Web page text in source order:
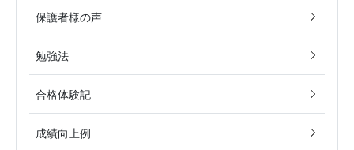
保護者様の声
勉強法
合格体験記
成績向上例